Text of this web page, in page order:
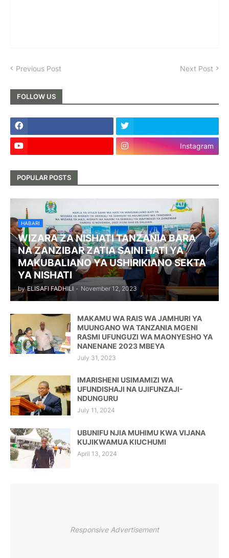
Previous Post Next Post
FOLLOW US
Instagram
POPULAR POSTS
HABARI
WIZARA ZA NISHATI TANZANIA BARA
NA ZANZIBAR ZATIA SAINI HATI YA
MAKUBALIANO YA USHIRIKIANO SEKTA
YA NISHATI
by ELISAFI FADHILI - November 12, 2023
MAKAMU WA RAIS WA JAMHURI YA
MUUNGANO WA TANZANIA MGENI
RASMI UFUNGUZI WA MAONYESHO YA
NANENANE 2023 MBEYA
July 31, 2023
IMARISHENI USIMAMIZI WA
UFUNDISHAJI NA UJIFUNZAJI-
NDUNGURU
July 11, 2024
UBUNIFU NJIA MUHIMU KWA VIJANA
KUJIKWAMUA KIUCHUMI
April 13, 2024
Responsive Advertisement